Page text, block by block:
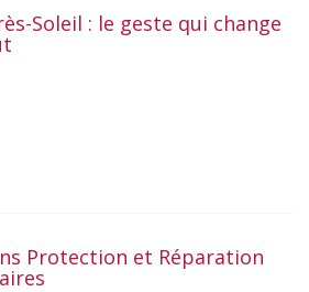
Soleil : le geste qui change
Protection et Réparation